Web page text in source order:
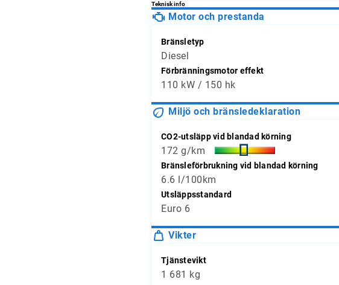
Teknisk info
Motor och prestanda
Bränsletyp
Diesel
Förbränningsmotor effekt
110 kW / 150 hk
Miljö och bränsledeklaration
CO2-utsläpp vid blandad körning
172 g/km
Bränsleförbrukning vid blandad körning
6.6 l/100km
Utsläppsstandard
Euro 6
Vikter
Tjänstevikt
1 681 kg